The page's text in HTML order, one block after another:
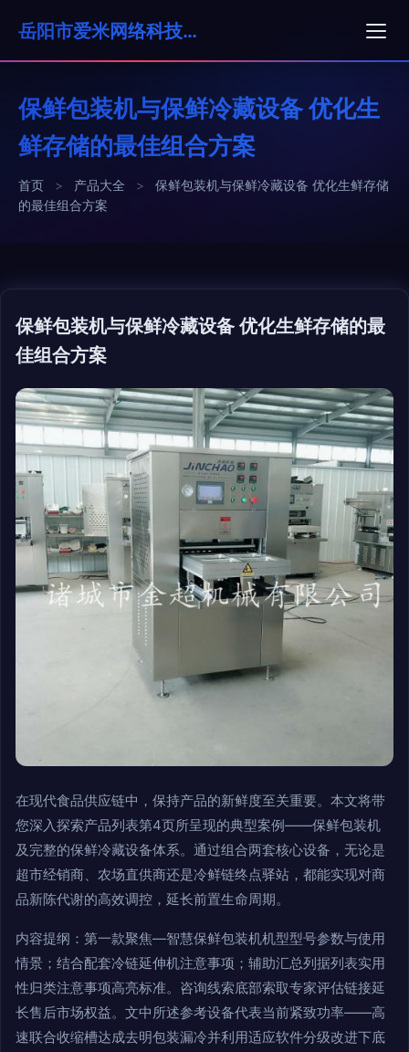
岳阳市爱米网络科技有限公司
保鲜包装机与保鲜冷藏设备 优化生
鲜存储的最佳组合方案
首页 > 产品大全 >
保鲜包装机与保鲜冷藏设备 优化生鲜存储
的最佳组合方案
保鲜包装机与保鲜冷藏设备 优化生鲜存储的最
佳组合方案
在现代食品供应链中，保持产品的新鲜度至关重要。本文将带
您深入探索产品列表第4页所呈现的典型案例——保鲜包装机
及完整的保鲜冷藏设备体系。通过组合两套核心设备，无论是
超市经销商、农场直供商还是冷鲜链终点驿站，都能实现对商
品新陈代谢的高效调控，延长前置生命周期。
内容提纲：第一款聚焦—智慧保鲜包装机机型型号参数与使用
情景；结合配套冷链延伸机注意事项；辅助汇总列据列表实用
性归类注意事项高亮标准。咨询线索底部索取专家评估链接延
长售后市场权益。文中所述参考设备代表当前紧致功率——高
速联合收缩槽达成去明包装漏冷并利用适应软件分级改进下底